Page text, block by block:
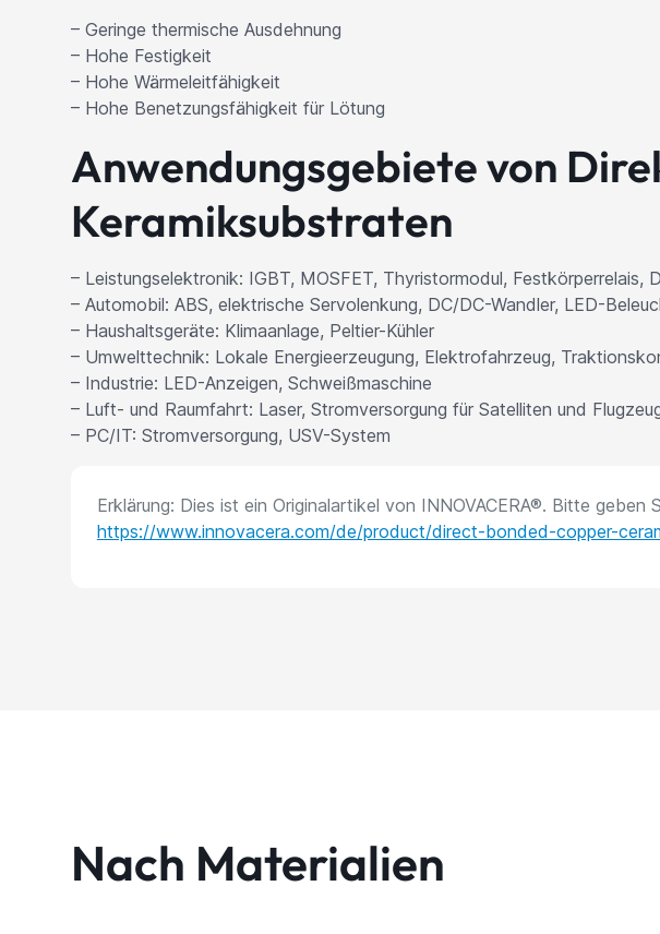
– Geringe thermische Ausdehnung
– Hohe Festigkeit
– Hohe Wärmeleitfähigkeit
– Hohe Benetzungsfähigkeit für Lötung
Anwendungsgebiete von
Keramiksubstraten
– Leistungselektronik: IGBT, MOSFET, Thyristormodul, Festkörperrelais,
– Automobil: ABS, elektrische Servolenkung, DC/DC-Wandler, LED-
– Haushaltsgeräte: Klimaanlage, Peltier-Kühler
– Umwelttechnik: Lokale Energieerzeugung, Elektrofahrzeug,
– Industrie: LED-Anzeigen, Schweißmaschine
– Luft- und Raumfahrt: Laser, Stromversorgung für Satelliten und
– PC/IT: Stromversorgung, USV-System
Erklärung: Dies ist ein Originalartikel von INNOVACERA®. Bitte
https://www.innovacera.com/de/product/direct-bonded-copper-
Nach Materialien